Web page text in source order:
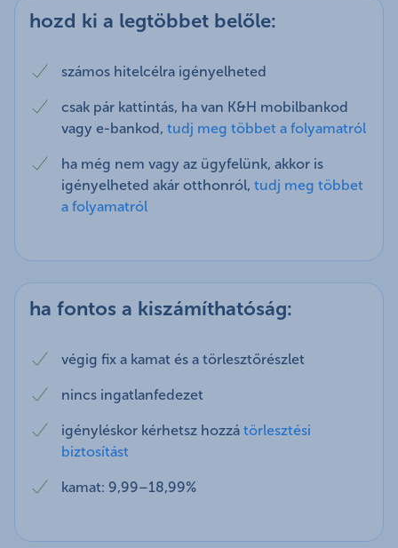
hozd ki a legtöbbet belőle:
számos hitelcélra igényelheted
csak pár kattintás, ha van K&H mobilbankod
vagy e-bankod, tudj meg többet a folyamatról
ha még nem vagy az ügyfelünk, akkor is
igényelheted akár otthonról, tudj meg többet
a folyamatról
ha fontos a kiszámíthatóság:
végig fix a kamat és a törlesztőrészlet
nincs ingatlanfedezet
igényléskor kérhetsz hozzá törlesztési
biztosítást
kamat: 9,99–18,99%